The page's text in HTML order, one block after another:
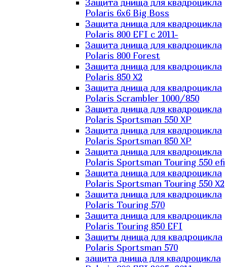
Защита днища для квадроцикла
Polaris 6х6 Big Boss
Защита днища для квадроцикла
Polaris 800 EFI с 2011-
Защита днища для квадроцикла
Polaris 800 Forest
Защита днища для квадроцикла
Polaris 850 X2
Защита днища для квадроцикла
Polaris Scrambler 1000/850
Защита днища для квадроцикла
Polaris Sportsman 550 XP
Защита днища для квадроцикла
Polaris Sportsman 850 XP
Защита днища для квадроцикла
Polaris Sportsman Touring 550 efi
Защита днища для квадроцикла
Polaris Sportsman Touring 550 X2
Защита днища для квадроцикла
Polaris Touring 570
Защита днища для квадроцикла
Polaris Touring 850 EFI
Защиты днища для квадроцикла
Polaris Sportsman 570
защита днища для квадроцикла